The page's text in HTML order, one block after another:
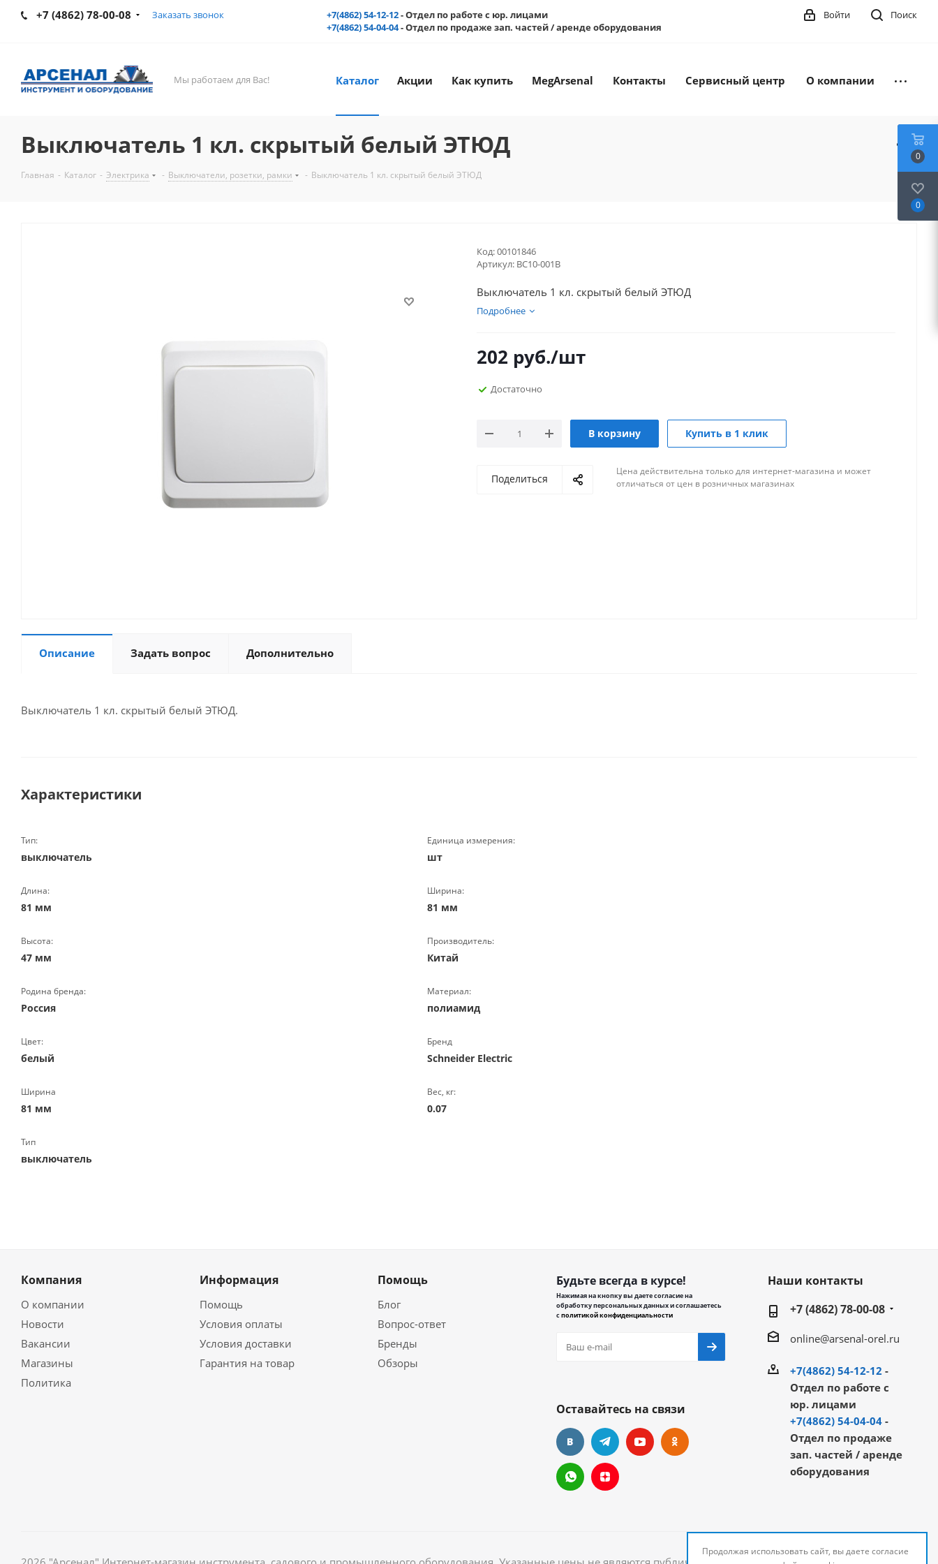
+7 (4862) 78-00-08 Заказать звонок +7(4862) 54-12-12- Отдел по работе с юр. лицами
+7(4862) 54-04-04- Отдел по продаже зап. частей / аренде оборудования
Поиск
Войти
Мы работаем для Вас! Каталог Акции Как купить MegArsenal Контакты Сервисный центр О компании
Выключатель 1 кл. скрытый белый ЭТЮД
Главная - Каталог - Электрика - Выключатели, розетки, рамки - Выключатель 1 кл. скрытый белый ЭТЮД
Код:00101846
Артикул: ВС10-001В
Выключатель 1 кл. скрытый белый ЭТЮД
Подробнее
202 руб./шт
Достаточно
В корзину Купить в 1 клик
Поделиться
Цена действительна только для интернет-магазина и может
отличаться от цен в розничных магазинах
Описание Задать вопрос Дополнительно
Выключатель 1 кл. скрытый белый ЭТЮД.
Характеристики
Тип:
выключатель
Единица измерения:
шт
Длина:
81 мм
Ширина:
81 мм
Высота:
47 мм
Производитель:
Китай
Родина бренда:
Россия
Материал:
полиамид
Цвет:
белый
Бренд
Schneider Electric
Ширина
81 мм
Вес, кг:
0.07
Тип
выключатель
Компания
О компании
Новости
Вакансии
Магазины
Политика
Информация
Помощь
Условия оплаты
Условия доставки
Гарантия на товар
Помощь
Блог
Вопрос-ответ
Бренды
Обзоры
Будьте всегда в курсе!
Нажимая на кнопку вы даете согласие на
обработку персональных данных и соглашаетесь
сполитикой конфиденциальности
Оставайтесь на связи
Наши контакты
+7 (4862) 78-00-08
online@arsenal-orel.ru
+7(4862) 54-12-12 -
Отдел по работе с
юр. лицами
+7(4862) 54-04-04-
Отдел по продаже
зап. частей / аренде
оборудования
0
0
Продолжая использовать сайт, вы даете согласие